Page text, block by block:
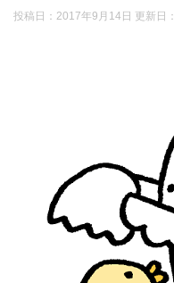
投稿日：2017年9月14日 更新日：